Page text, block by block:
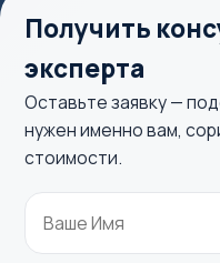
Получить
эксперта
Оставьте заявку —
нужен именно вам,
стоимости.